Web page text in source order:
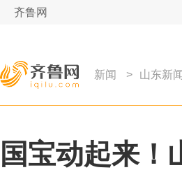
齐鲁网
新闻 > 山东新闻
国宝动起来！